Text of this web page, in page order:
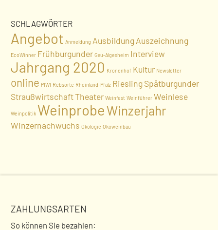
SCHLAGWÖRTER
Angebot Anmeldung AusbildungAuszeichnung
EcoWinner Frühburgunder Gau-Algesheim Interview
Jahrgang 2020 Kronenhof Kultur Newsletter
online PIWI Rebsorte Rheinland-Pfalz RieslingSpätburgunder
StraußwirtschaftTheater Weinfest Weinführer Weinlese
Weinpolitik WeinprobeWinzerjahr
Winzernachwuchs Ökologie Ökoweinbau
ZAHLUNGSARTEN
So können Sie bezahlen: